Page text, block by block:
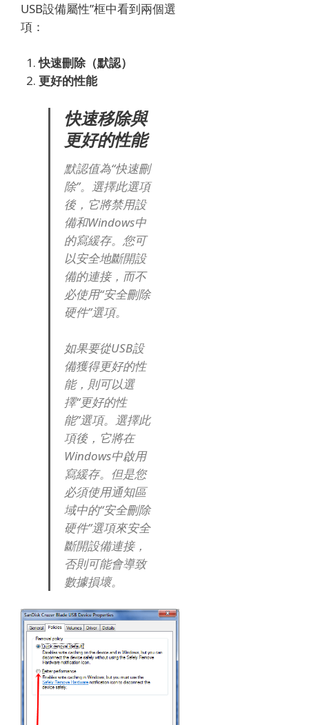
USB設備屬性”框中看到兩個選
項：
快速刪除（默認）
更好的性能
快速移除與
更好的性能
默認值為“快速刪
除”。 選擇此選項
後，它將禁用設
備和Windows中
的寫緩存。 您可
以安全地斷開設
備的連接，而不
必使用“安全刪除
硬件”選項。
如果要從USB設
備獲得更好的性
能，則可以選
擇“更好的性
能”選項。 選擇此
項後，它將在
Windows中啟用
寫緩存。 但是您
必須使用通知區
域中的“安全刪除
硬件”選項來安全
斷開設備連接，
否則可能會導致
數據損壞。